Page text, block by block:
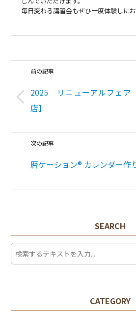
毎日変わる講習会もぜひ一度体験しにお
前の記事
2025 リニューアルフェア
店】
次の記事
暦ケーション® カレンダー作
SEARCH
CATEGORY